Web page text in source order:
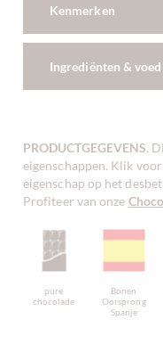
Kenmerken
Ingrediënten &
PRODUCTGEGEVENS.
eigenschappen. Klik
eigenschap op het
Profiteer van onze
pure
chocolade
Bonen
Oorsprong
Spanje